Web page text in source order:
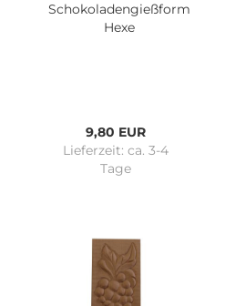
Schokoladengießform
Hexe
9,80 EUR
Lieferzeit: ca. 3-4
Tage